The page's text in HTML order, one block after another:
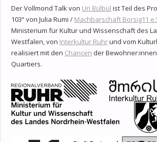
Der Vollmond Talk von Uri Bülbül ist Teil des
103“ von Julia Rumi / Machbarschaft Borsig11
Ministerium für Kultur und Wissenschaft des
Westfalen, von Interkultur Ruhrund vom
realisiert mit den Chancen der
Quartiers.